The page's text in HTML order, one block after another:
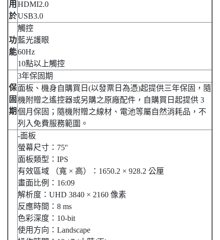
用
於
HDMI2.0
USB3.0
功
能
觸控
藍光護眼
60Hz
10點以上觸控
保
固
期
3年保固期
面板、機身自購買日(以發票日為憑)起提供三年保固，隨
機附贈之遙控器或另購之原廠配件，自購買日起提供 3
個月保固；隨機附贈之線材、電池等屬自然消耗品，不
列入免費服務範圍。
-面板
螢幕尺寸：75''
面板類型：IPS
有效區域 （寬 × 高）：1650.2 × 928.2 公厘
畫面比例：16:09
解析度：UHD 3840 × 2160 像素
反應時間：8 ms
色彩深度：10-bit
使用方向：Landscape